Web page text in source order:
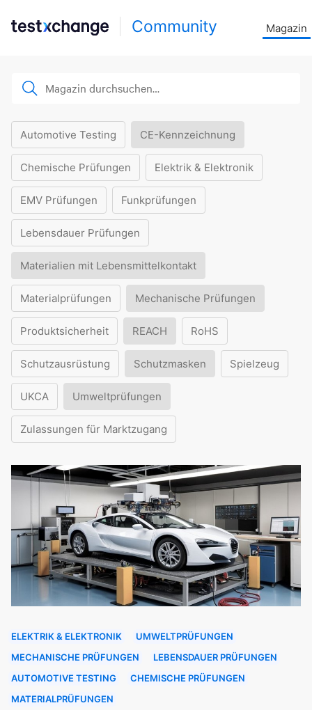
Community Magazin
Automotive Testing CE-Kennzeichnung
Chemische Prüfungen Elektrik & Elektronik
EMV Prüfungen Funkprüfungen
Lebensdauer Prüfungen
Materialien mit Lebensmittelkontakt
Materialprüfungen Mechanische Prüfungen
Produktsicherheit REACH RoHS
Schutzausrüstung Schutzmasken Spielzeug
UKCA Umweltprüfungen
Zulassungen für Marktzugang
ELEKTRIK & ELEKTRONIK
UMWELTPRÜFUNGEN
MECHANISCHE PRÜFUNGEN
LEBENSDAUER PRÜFUNGEN
AUTOMOTIVE TESTING
CHEMISCHE PRÜFUNGEN
MATERIALPRÜFUNGEN